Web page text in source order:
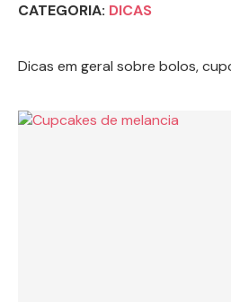
CATEGORIA: DICAS
Dicas em geral sobre bolos,